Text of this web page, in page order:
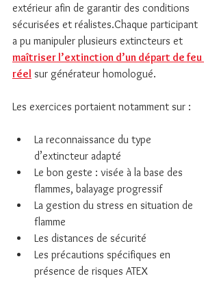
extérieur afin de garantir des conditions
sécurisées et réalistes.Chaque participant
a pu manipuler plusieurs extincteurs et
maîtriser l’extinction d’un départ de feu
réel sur générateur homologué.
Les exercices portaient notamment sur :
La reconnaissance du type
d’extincteur adapté
Le bon geste : visée à la base des
flammes, balayage progressif
La gestion du stress en situation de
flamme
Les distances de sécurité
Les précautions spécifiques en
présence de risques ATEX